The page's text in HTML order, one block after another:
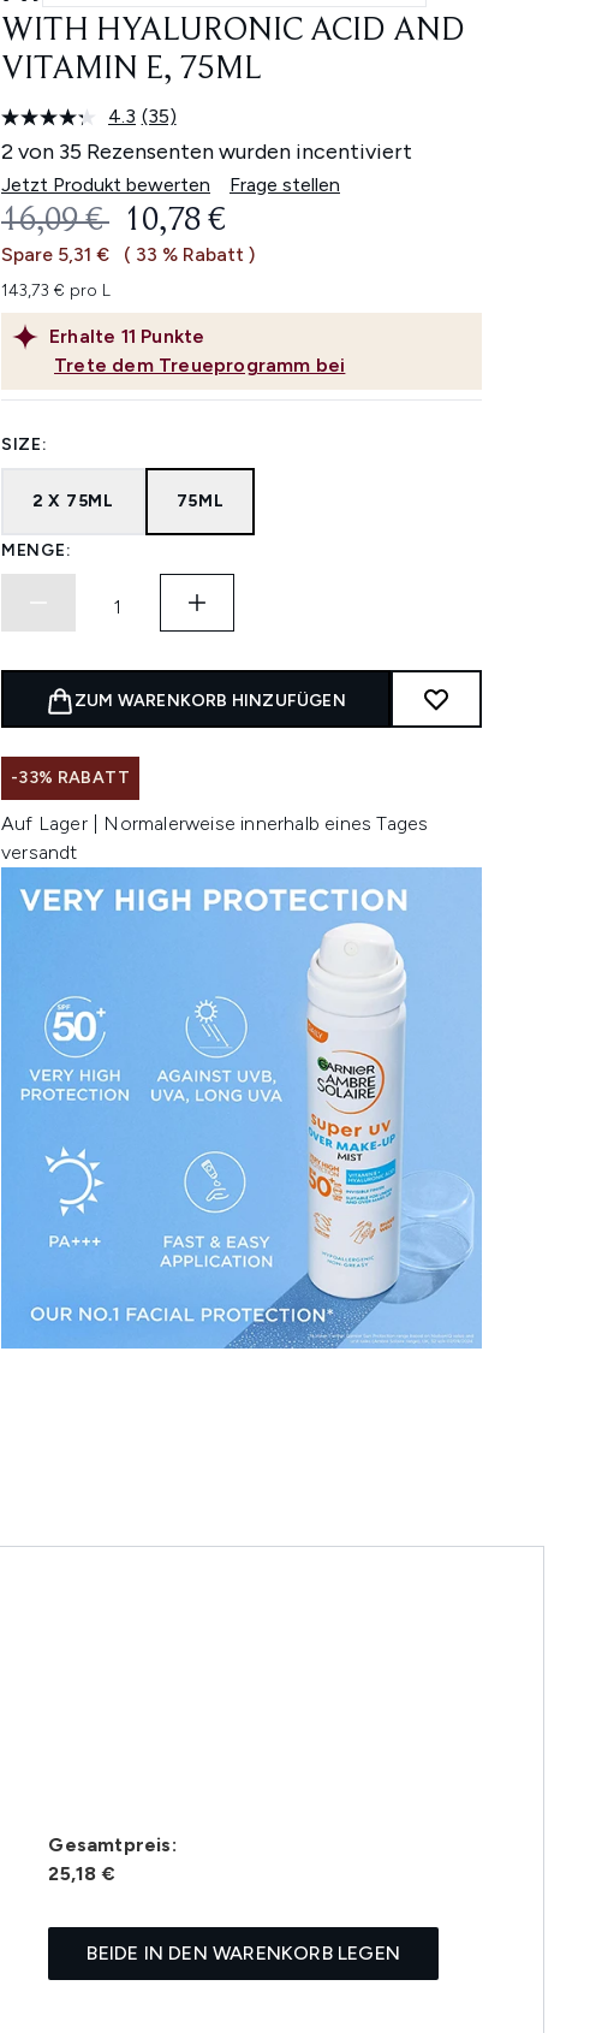
WITH HYALURONIC ACID AND
VITAMIN E, 75ML
4.3 35
Bewertungen
lesen.
Link
auf
derselben
Seite.
(35)
2 von 35 Rezensenten wurden incentiviert
Jetzt Produkt bewerten Frage stellen
Erhalte 11 Punkte
Trete dem Treueprogramm bei
UNVERBINDLICHE PREISEMPFEHLUNG:
16,09 € AKTUELLER PREIS:
10,78 €
Spare 5,31 € ( 33 % Rabatt )
143,73 € pro L
SIZE:
2 X 75ML 75ML
MENGE:
ZUM WARENKORB HINZUFÜGEN
-33% RABATT
Auf Lager | Normalerweise innerhalb eines Tages
versandt
Gesamtpreis:
25,18 €
BEIDE IN DEN WARENKORB LEGEN